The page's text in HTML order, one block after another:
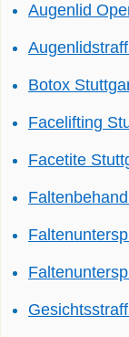
Augenlid
Botox
Facelifting
Facetite